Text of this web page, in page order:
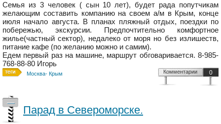
Семья из 3 человек ( сын 10 лет), будет рада попутчикам
желающим составить компанию на своем а/м в Крым, конце
июля начало августа. В планах пляжный отдых, поездки по
побережью, экскурсии. Предпочтительно комфортное
жилье(частный сектор), недалеко от моря но без излишеств,
питание кафе (по желанию можно и самим).
Едем первый раз на машине, маршрут обговаривается. 8-985-
768-88-80 Игорь
Москва- Крым 0
Комментарии
—
Парад в Североморске.